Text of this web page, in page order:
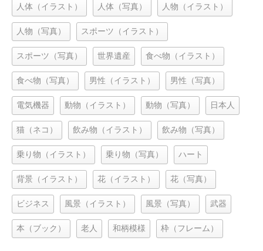
人体（イラスト） 人体（写真） 人物（イラスト）
人物（写真） スポーツ（イラスト）
スポーツ（写真） 世界遺産 食べ物（イラスト）
食べ物（写真） 男性（イラスト） 男性（写真）
電気機器 動物（イラスト） 動物（写真） 日本人
猫（ネコ） 飲み物（イラスト） 飲み物（写真）
乗り物（イラスト） 乗り物（写真） ハート
背景（イラスト） 花（イラスト） 花（写真）
ビジネス 風景（イラスト） 風景（写真） 武器
本（ブック） 老人 和柄模様 枠（フレーム）